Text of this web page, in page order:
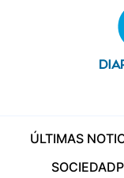
ÚLTIMAS
SOCIEDAD